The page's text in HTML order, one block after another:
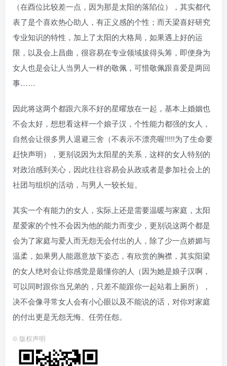
（在酉位比较差一点，因为那是太阳的落陷位），其实都代
表了是个喜欢热心助人，有正义感的个性；而天梁喜好研究
专业知识的特性，加上了太阳的大格局，如果遇上好的运
限，以及会上昌曲，很容易在专业领域拔得头筹，即便身为
女人也是会让人当男人一样的敬佩，可惜敬佩跟喜爱是两回
事……
因此将这两个都跟六亲不好的星曜放在一起，基本上婚姻也
不会太好，想想看这样一个娘子汉，个性能力都强的女人，
自然会让很多男人退避三舍（不表示不漂亮喔!!!!!为了生命要
赶快声明），更别说因为太阳星的关系，这样的女人特别的
对政治感到关心，因此往往容易会从政或者是参加社会上的
社团与组织的活动，与男人一较长短。
其实一个有能力的女人，实际上还是需要温暖与家庭，太阳
星爱家的个性不会因为他的能力而变少，更别说这两个都是
会为了家庭与爱人而无怨无会付出的人，除了少一点娇媚与
温柔，如果男人能愿意放下姿态，有欣赏的胸襟，其实阳梁
的女人绝对会让你感觉是最懂你的人（因为她是娘子汉啊，
可以同时跟你当兄弟的，只差不能跟你一起站着上厕所），
决不会像寻常女人会有小心眼以及不能说的话，对你对家庭
的付出更是无怨无悔、任劳任怨。
© 版权声明